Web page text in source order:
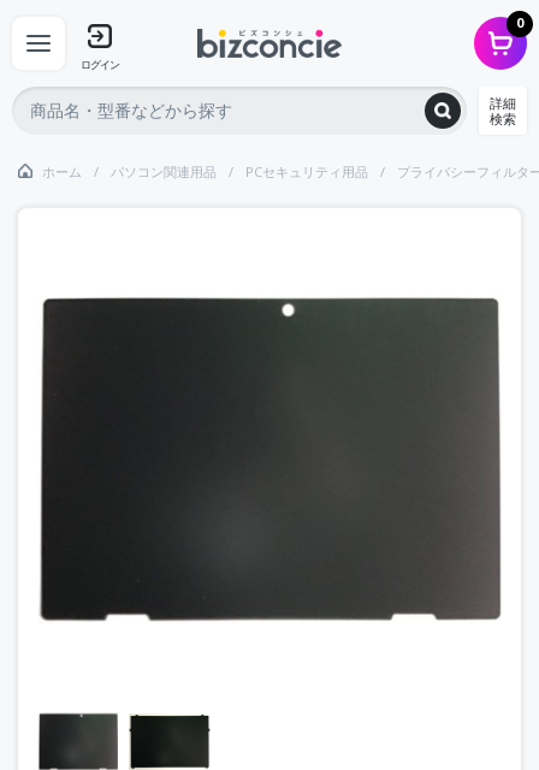
ログイン
0
詳細
検索
ホーム パソコン関連用品 PCセキュリティ用品 プライバシーフィルタ